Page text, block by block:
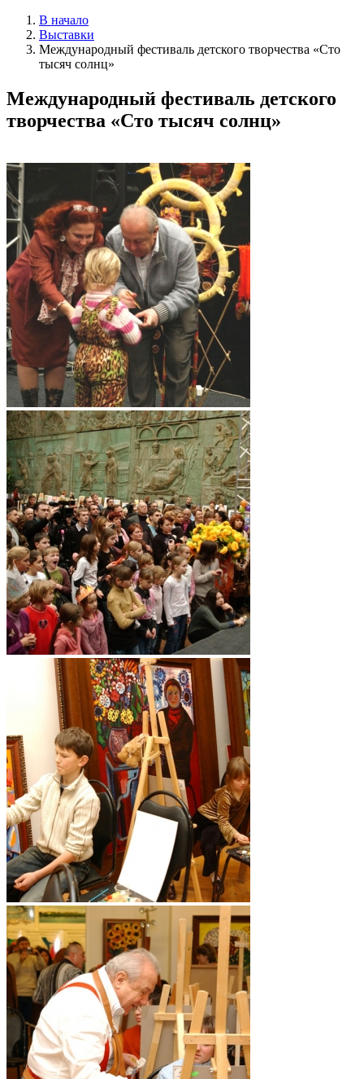
В начало
Выставки
Международный фестиваль детского творчества «Сто
тысяч солнц»
Международный фестиваль детского
творчества «Сто тысяч солнц»